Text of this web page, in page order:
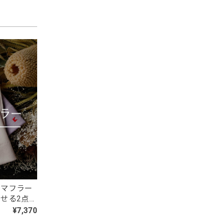
ても発
。 楽し
フラー
る2点
¥7,370